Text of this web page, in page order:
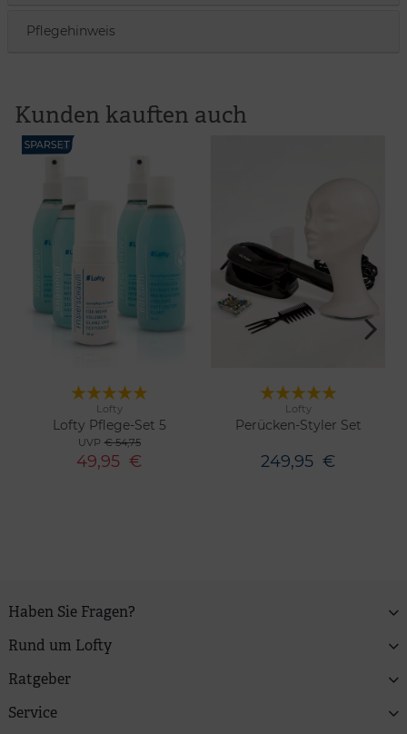
Pflegehinweis
Kunden kauften auch
Merken
Lofty
Lofty Pflege-Set 5
UVP € 54,75
49,95 €
Merken
Lofty
Perücken-Styler Set
249,95 €
Haben Sie Fragen?
Rund um Lofty
Ratgeber
Service